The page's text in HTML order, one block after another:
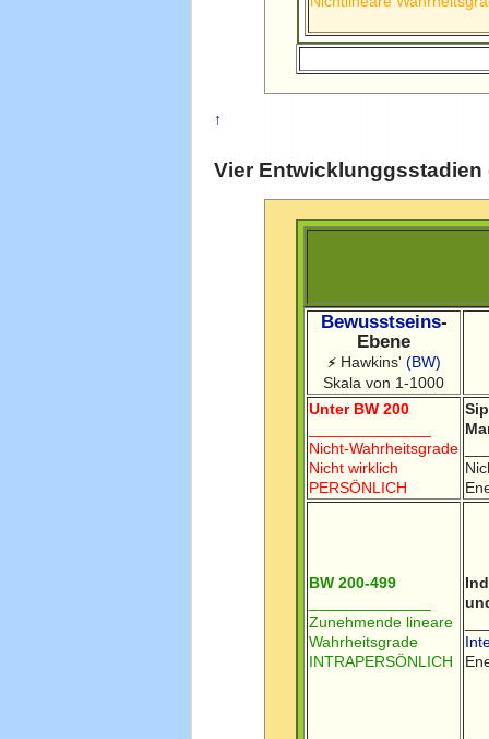
↑
Vier Entwicklunggsstadien
Bewusstseins-
Ebene
⚡Hawkins' (BW)
Skala von 1-1000
Unter BW 200
Nicht-Wahrheitsgrade
Nicht wirklich
PERSÖNLICH
BW 200-499
Zunehmende lineare
Wahrheitsgrade
INTRAPERSÖNLICH